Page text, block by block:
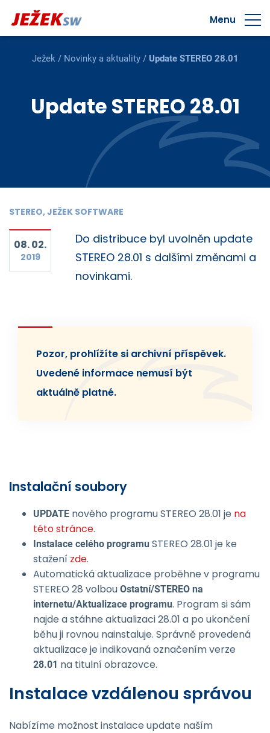
Menu
Ježek/ Novinky a aktuality/ Update STEREO 28.01
Update STEREO 28.01
STEREO, JEŽEK SOFTWARE
08. 02.
2019
Do distribuce byl uvolněn update
STEREO 28.01 s dalšími změnami a
novinkami.
Pozor, prohlížíte si archivní příspěvek.
Uvedené informace nemusí být
aktuálně platné.
Instalační soubory
UPDATE nového programu STEREO 28.01 je na
této stránce.
Instalace celého programu STEREO 28.01 je ke
stažení zde.
Automatická aktualizace proběhne v programu
STEREO 28 volbou Ostatní/STEREO na
internetu/Aktu­alizace programu. Program si sám
najde a stáhne aktualizaci 28.01 a po ukončení
běhu ji rovnou nainstaluje. Správně provedená
aktualizace je indikovaná označením verze
28.01 na titulní obrazovce.
Instalace vzdálenou správou
Nabízíme možnost instalace update naším